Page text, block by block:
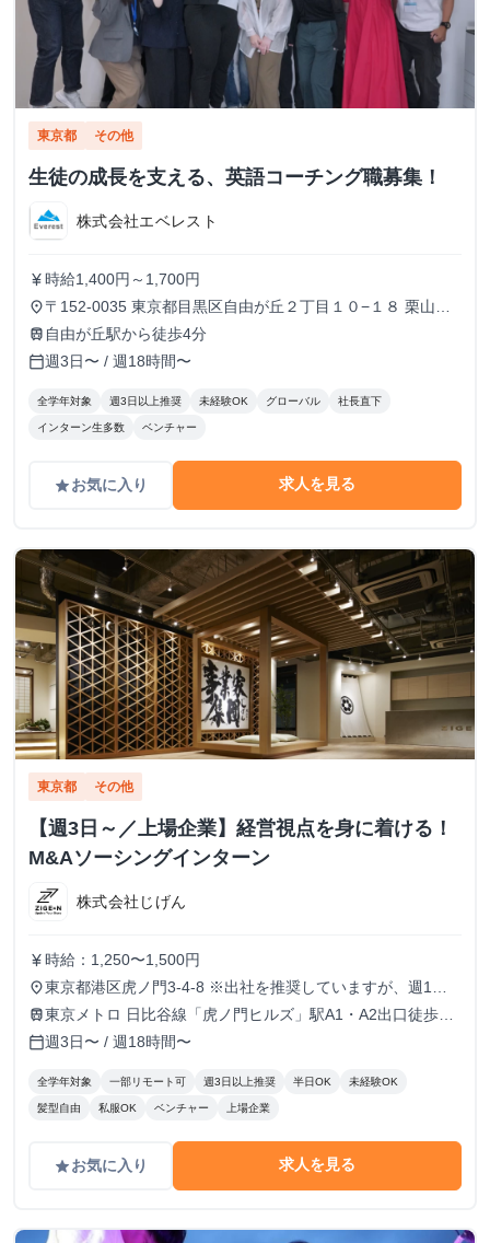
東京都 その他
生徒の成長を支える、英語コーチング職募集！
株式会社エベレスト
currency_yen 時給1,400円～1,700円
place 〒152-0035 東京都目黒区自由が丘２丁目１０−１８ 栗山第
二ビル 3F
train 自由が丘駅から徒歩4分
calendar_today週3日〜 / 週18時間〜
全学年対象 週3日以上推奨 未経験OK グローバル 社長直下
インターン生多数 ベンチャー
gradeお気に入り 求人を見る
東京都 その他
【週3日～／上場企業】経営視点を身に着ける！
M&Aソーシングインターン
株式会社じげん
currency_yen 時給：1,250〜1,500円
place東京都港区虎ノ門3-4-8 ※出社を推奨していますが、週1で
の出社も可。（それ以外も応相談）
train東京メトロ 日比谷線「虎ノ門ヒルズ」駅A1・A2出口徒歩3
分
calendar_today週3日〜 / 週18時間〜
全学年対象 一部リモート可 週3日以上推奨 半日OK 未経験OK
髪型自由 私服OK ベンチャー 上場企業
gradeお気に入り 求人を見る